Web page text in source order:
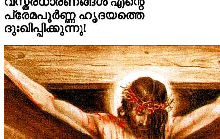
പ്രേമപൂർണ്ണ ഹൃദയത്തെ
ദുഃഖിപ്പിക്കുന്നു!